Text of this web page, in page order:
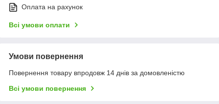
Оплата на рахунок
Всі умови оплати
Умови повернення
Повернення товару впродовж 14 днів за домовленістю
Всі умови повернення